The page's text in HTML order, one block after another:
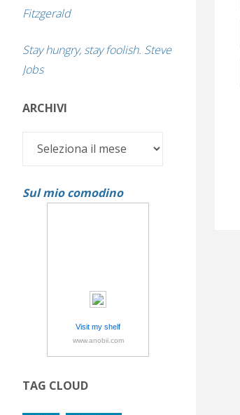
Fitzgerald
Stay hungry, stay foolish. Steve
Jobs
ARCHIVI
Archivi
Sul mio comodino
Visit my shelf
www.anobii.com
TAG CLOUD